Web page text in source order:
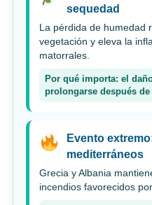
sequedad
La pérdida de humedad
vegetación y eleva la
matorrales.
Por qué importa: el
prolongarse después
Evento
mediterráneos
Grecia y Albania
incendios favorecidos